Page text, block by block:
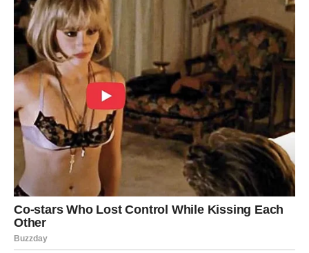
Poslije mnogo tuge dolazi osjećaj sigurnosti, ljubavi i
unutrašnje ravnoteže.
Duša konačno pronalazi svoju sreću
Pred vama su trenuci puni topline i radosti.
Indijski horoskop za novu sedmicu donosi ogromne
promjene mnogim znakovima Zodijaka, ali posebno će
blistati Bikovi i Lavovi kojima dolazi novac, dok će Rakovi i
Vage osjetiti veliku ljubav i sreću.
Drevna astrologija sada pokazuje da univerzum nikada ne